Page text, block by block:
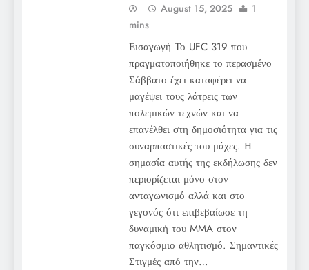
August 15, 2025
1
mins
Εισαγωγή Το UFC 319 που
πραγματοποιήθηκε το περασμένο
Σάββατο έχει καταφέρει να
μαγέψει τους λάτρεις των
πολεμικών τεχνών και να
επανέλθει στη δημοσιότητα για τις
συναρπαστικές του μάχες. Η
σημασία αυτής της εκδήλωσης δεν
περιορίζεται μόνο στον
ανταγωνισμό αλλά και στο
γεγονός ότι επιβεβαίωσε τη
δυναμική του MMA στον
παγκόσμιο αθλητισμό. Σημαντικές
Στιγμές από την…